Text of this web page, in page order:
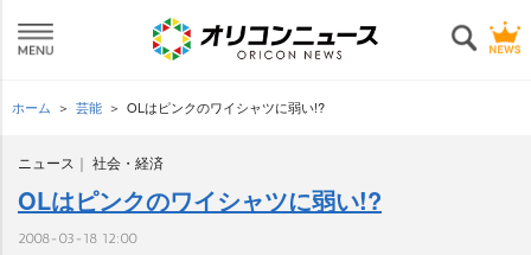
ホーム 芸能 OLはピンクのワイシャツに弱い!?
ニュース 社会・経済
OLはピンクのワイシャツに弱い!?
2008-03-18 12:00